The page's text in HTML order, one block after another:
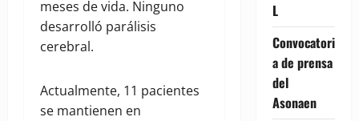
meses de vida. Ninguno
desarrolló parálisis
cerebral.
Actualmente, 11 pacientes
se mantienen en
L
Convocatori
a de prensa
del
Asonaen